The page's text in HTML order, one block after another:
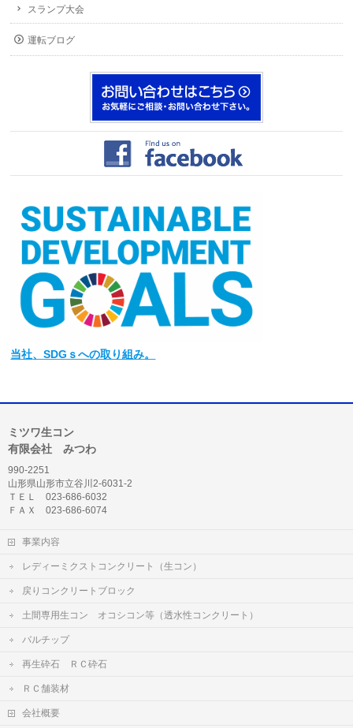
スランプ大会
運転ブログ
当社、SDGｓへの取り組み。
ミツワ生コン
有限会社 みつわ
990-2251
山形県山形市立谷川2-6031-2
ＴＥＬ 023-686-6032
ＦＡＸ 023-686-6074
事業内容
レディーミクストコンクリート（生コン）
戻りコンクリートブロック
土間専用生コン オコシコン等（透水性コンクリート）
バルチップ
再生砕石 ＲＣ砕石
ＲＣ舗装材
会社概要